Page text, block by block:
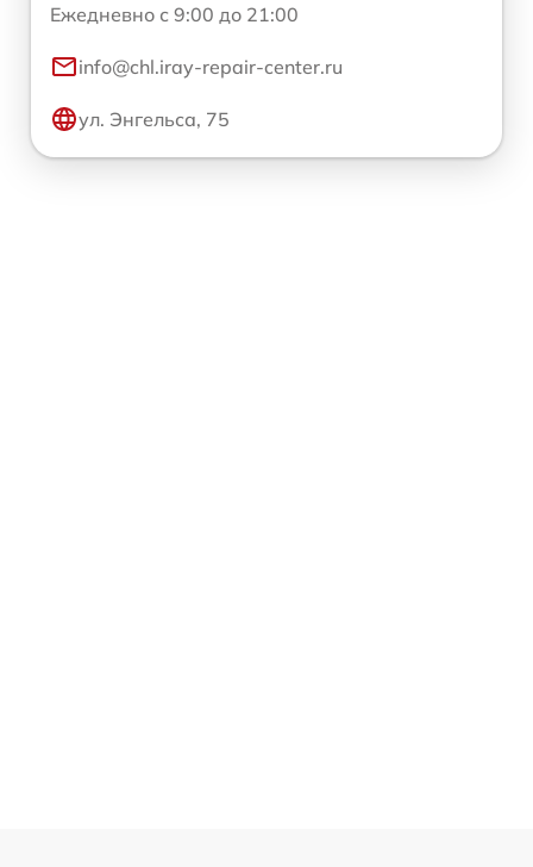
Ежедневно с 9:00 до 21:00
info@chl.iray-repair-center.ru
ул. Энгельса, 75